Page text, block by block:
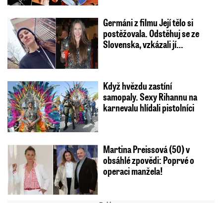
Germáni z filmu Její tělo si
postěžovala. Odstěhuj se ze
Slovenska, vzkázali jí…
Když hvězdu zastíní
samopaly. Sexy Rihannu na
karnevalu hlídali pistolníci
Martina Preissová (50) v
obsáhlé zpovědi: Poprvé o
operaci manžela!